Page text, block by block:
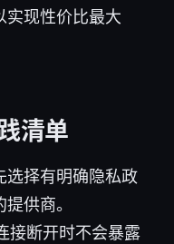
实现性价比最大
清单
选择有明确隐私政
供商。
接断开时不会暴露